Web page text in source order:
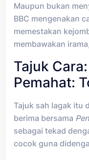
Maupun bukan
BBC mengenakan
memestakan
membawakan
Tajuk
Pemahat:
Tajuk sah lagak itu
berima bersama
sebagai tekad
cocok guna